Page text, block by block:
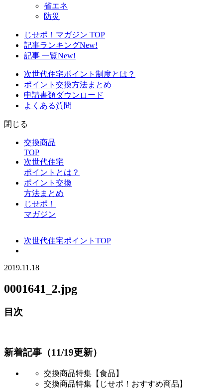
省エネ
防災
じせポ！マガジン TOP
記事ランキングNew!
記事 一覧New!
次世代住宅ポイント制度とは？
ポイント交換方法まとめ
申請書類ダウンロード
よくある質問
閉じる
交換商品
TOP
次世代住宅
ポイントとは？
ポイント交換
方法まとめ
じせポ！
マガジン
次世代住宅ポイントTOP
2019.11.18
0001641_2.jpg
目次
新着記事（11/19更新）
交換商品特集【食品】
交換商品特集【じせポ！おすすめ商品】